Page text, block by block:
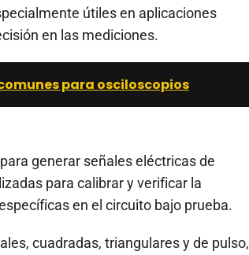
útiles en aplicaciones
en las mediciones.
para osciloscopios
generar señales eléctricas de
para calibrar y verificar la
en el circuito bajo prueba.
cuadradas, triangulares y de pulso,